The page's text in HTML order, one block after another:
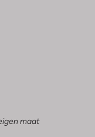
maat